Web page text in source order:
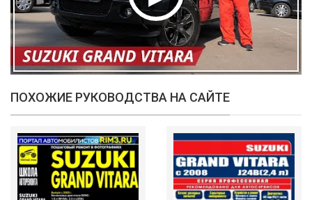
ПОХОЖИЕ РУКОВОДСТВА НА САЙТЕ